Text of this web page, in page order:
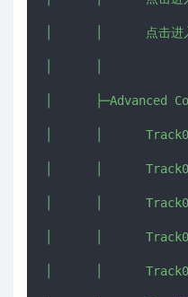
│      │      点击进入
│      ├─Advanced
│      │
│      │
│      │
│      │
│      │